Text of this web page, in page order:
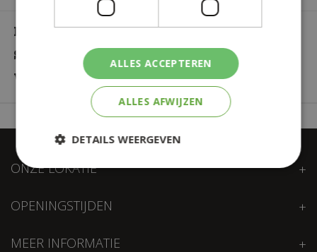
Plantensoort Peperomia
Standplaats Halfschaduw
Waterbehoefte Gemiddeld
ONZE LOKATIE
OPENINGSTIJDEN
MEER INFORMATIE
ALLES ACCEPTEREN
ALLES AFWIJZEN
DETAILS WEERGEVEN